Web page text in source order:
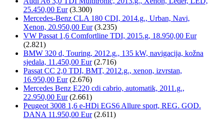
25.450,00 Eur (3.300)
Mercedes-Benz CLA 180 CDI, 2014.g., Urban, Navi,
Xenon, 20.950,00 Eur (3.235)
VW Passat 1,6 Comfortline TDI, 2015.g, 18.950,00 Eur
(2.821)
BMW 320 d, Touring, 2012.g., 135 kW, navigacija, kožna
sjedala, 11.450,00 Eur (2.716)
Passat CC 2,0 TDI, BMT, 2012.g., xenon, izvrstan,
16.950,00 Eur (2.676)
Mercedes Benz E220 cdi cabrio, automatik, 2011.g.,
22.950,00 Eur (2.661)
Peugeot 3008 1,6 e-HDi EGS6 Allure sport, REG. GOD.
DANA 11.950,00 Eur (2.611)